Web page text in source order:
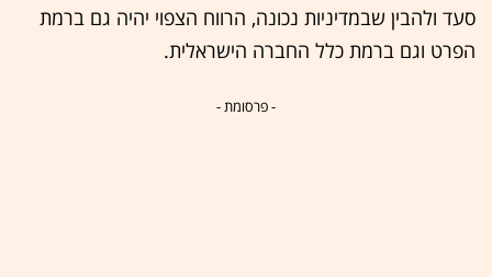
סעד ולהבין שבמדיניות נכונה, הרווח הצפוי יהיה גם ברמת
הפרט וגם ברמת כלל החברה הישראלית.
- פרסומת -